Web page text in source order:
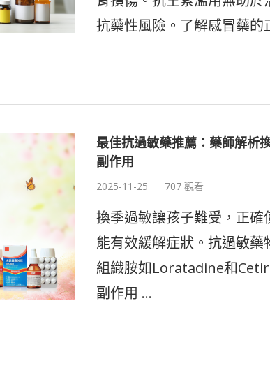
抗藥性風險。了解感冒藥的
最佳抗過敏藥推薦：藥師解析
副作用
2025-11-25 707 觀看
換季過敏讓孩子難受，正確
能有效緩解症狀。抗過敏藥
組織胺如Loratadine和
副作用 …